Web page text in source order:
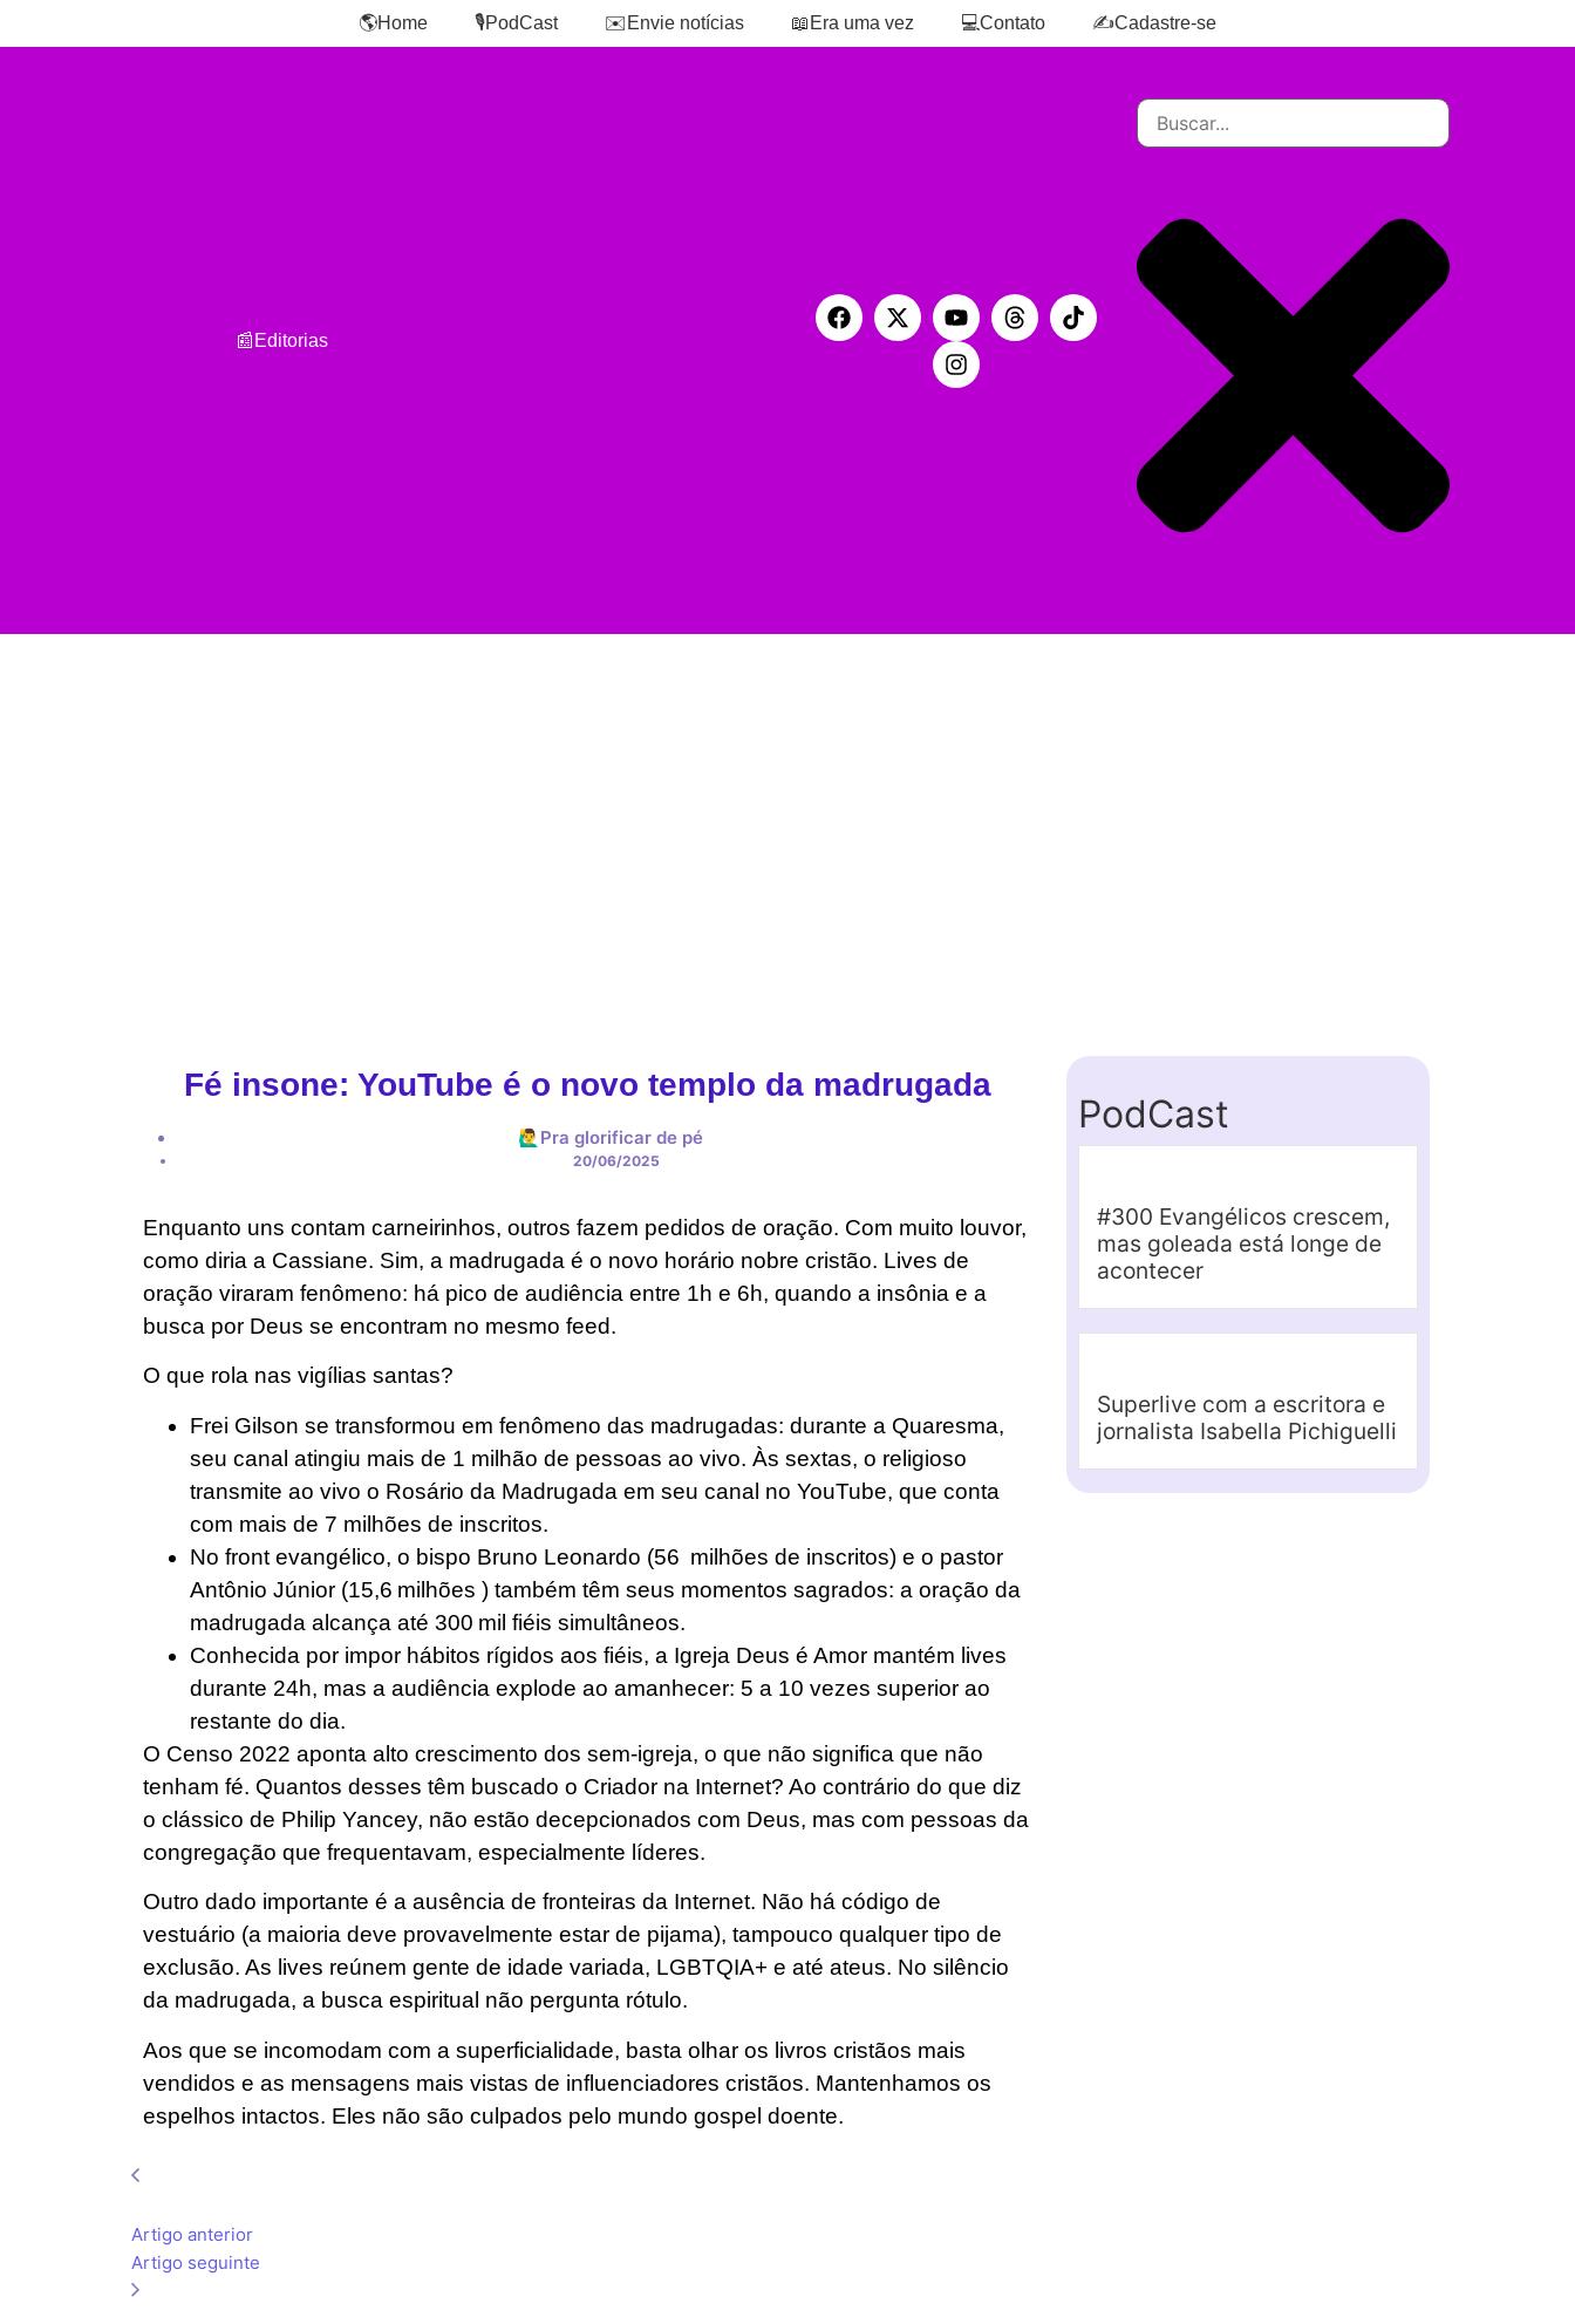
🌎Home 🎙️PodCast ✉️Envie notícias 📖Era uma vez 💻Contato ✍️Cadastre-se
📰Editorias
Fé insone: YouTube é o novo templo da madrugada
🙋‍♂️Pra glorificar de pé
20/06/2025
Enquanto uns contam carneirinhos, outros fazem pedidos de oração. Com muito louvor,
como diria a Cassiane. Sim, a madrugada é o novo horário nobre cristão. Lives de
oração viraram fenômeno: há pico de audiência entre 1h e 6h, quando a insônia e a
busca por Deus se encontram no mesmo feed.
O que rola nas vigílias santas?
Frei Gilson se transformou em fenômeno das madrugadas: durante a Quaresma,
seu canal atingiu mais de 1 milhão de pessoas ao vivo. Às sextas, o religioso
transmite ao vivo o Rosário da Madrugada em seu canal no YouTube, que conta
com mais de 7 milhões de inscritos.
No front evangélico, o bispo Bruno Leonardo (56 milhões de inscritos) e o pastor
Antônio Júnior (15,6 milhões ) também têm seus momentos sagrados: a oração da
madrugada alcança até 300 mil fiéis simultâneos.
Conhecida por impor hábitos rígidos aos fiéis, a Igreja Deus é Amor mantém lives
durante 24h, mas a audiência explode ao amanhecer: 5 a 10 vezes superior ao
restante do dia.
O Censo 2022 aponta alto crescimento dos sem-igreja, o que não significa que não
tenham fé. Quantos desses têm buscado o Criador na Internet? Ao contrário do que diz
o clássico de Philip Yancey, não estão decepcionados com Deus, mas com pessoas da
congregação que frequentavam, especialmente líderes.
Outro dado importante é a ausência de fronteiras da Internet. Não há código de
vestuário (a maioria deve provavelmente estar de pijama), tampouco qualquer tipo de
exclusão. As lives reúnem gente de idade variada, LGBTQIA+ e até ateus. No silêncio
da madrugada, a busca espiritual não pergunta rótulo.
Aos que se incomodam com a superficialidade, basta olhar os livros cristãos mais
vendidos e as mensagens mais vistas de influenciadores cristãos. Mantenhamos os
espelhos intactos. Eles não são culpados pelo mundo gospel doente.
Artigo anterior
Artigo seguinte
PodCast
#300 Evangélicos crescem,
mas goleada está longe de
acontecer
Superlive com a escritora e
jornalista Isabella Pichiguelli